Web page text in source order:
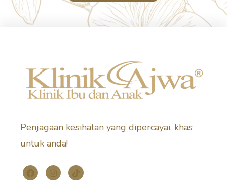
Penjagaan kesihatan yang dipercayai, khas
untuk anda!